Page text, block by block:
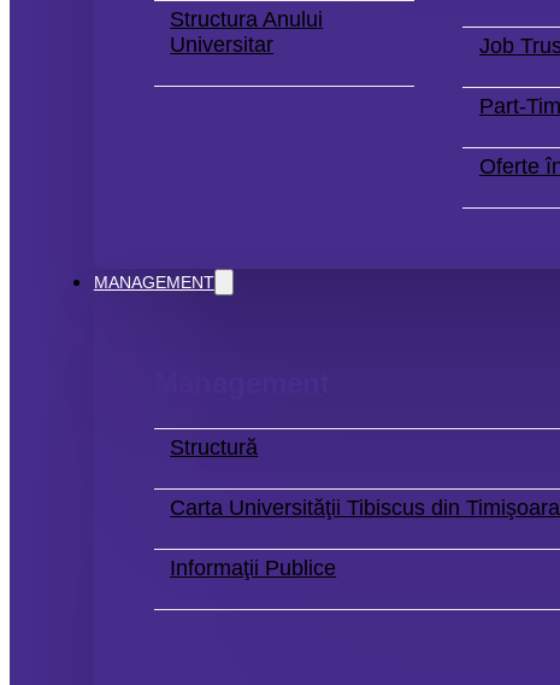
Structura Anului
Universitar
Job
Part-
Oferte
MANAGEMENT
Structură
Carta Universităţii Tibiscus din Timişoara
Informaţii Publice